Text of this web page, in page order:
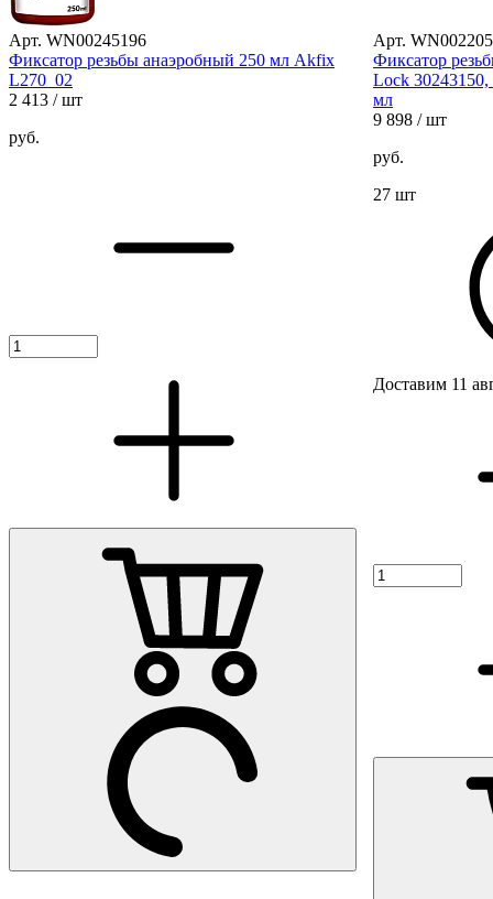
Арт. WN00245196
Фиксатор резьбы анаэробный 250 мл Akfix
L270_02
2 413 / шт
руб.
Арт.
Фиксатор
Lock 30243150,
мл
9 898 / шт
руб.
27 шт
Доставим 11